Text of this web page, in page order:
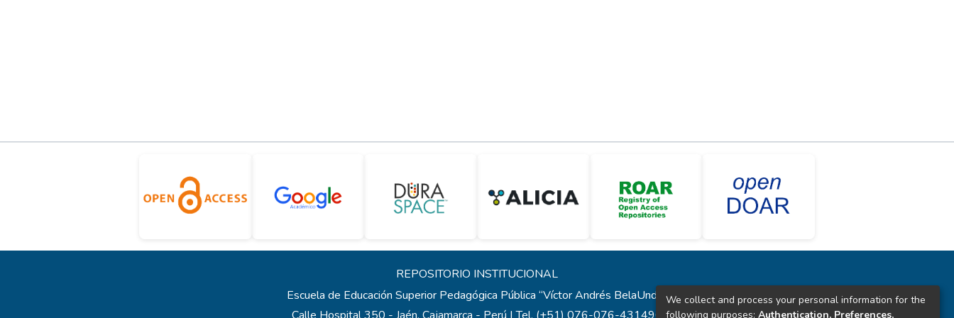
REPOSITORIO INSTITUCIONAL
Escuela de Educación Superior Pedagógica Pública “Víctor Andrés BelaUnde”We collect and process your personal information for the
following purposes: Authentication, Preferences,